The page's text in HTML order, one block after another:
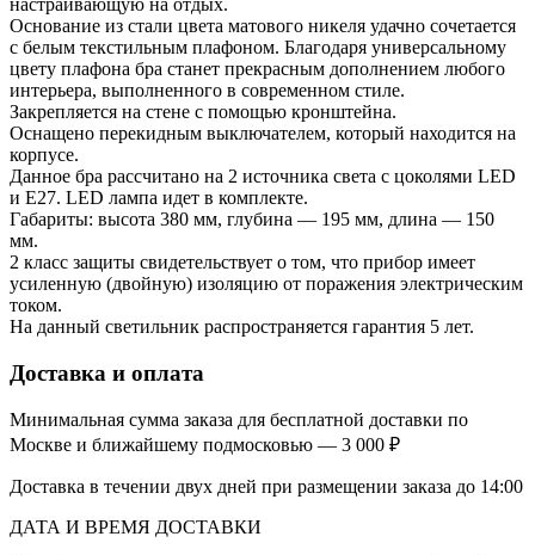
настраивающую на отдых.
Основание из стали цвета матового никеля удачно сочетается
с белым текстильным плафоном. Благодаря универсальному
цвету плафона бра станет прекрасным дополнением любого
интерьера, выполненного в современном стиле.
Закрепляется на стене с помощью кронштейна.
Оснащено перекидным выключателем, который находится на
корпусе.
Данное бра рассчитано на 2 источника света с цоколями LED
и Е27. LED лампа идет в комплекте.
Габариты: высота 380 мм, глубина — 195 мм, длина — 150
мм.
2 класс защиты свидетельствует о том, что прибор имеет
усиленную (двойную) изоляцию от поражения электрическим
током.
На данный светильник распространяется гарантия 5 лет.
Доставка и оплата
Минимальная сумма заказа для бесплатной доставки по
Москве и ближайшему подмосковью — 3 000 ₽
Доставка в течении двух дней при размещении заказа до 14:00
ДАТА И ВРЕМЯ ДОСТАВКИ